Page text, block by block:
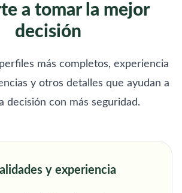
a tomar la mejor
decisión
más completos, experiencia
y otros detalles que ayudan a
decisión con más seguridad.
y experiencia